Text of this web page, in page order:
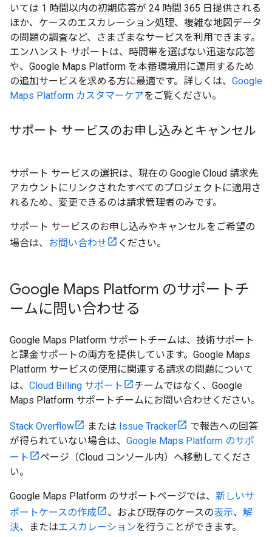
いては 1 時間以内の初期応答が 24 時間 365 日提供される
ほか、ケースのエスカレーション処理、複雑な地図データ
の問題の調査など、さまざまなサービスを利用できます。
エンハンスト サポートは、時間帯を選ばない迅速な応答
や、Google Maps Platform を本番環境用に運用するため
の追加サービスを求める方に最適です。詳しくは、 Google
Maps Platform カスタマーケアをご覧ください。
サポート サービスのお申し込みとキャンセル
サポート サービスの選択は、現在の Google Cloud 請求先
アカウントにリンクされたすべてのプロジェクトに適用さ
れるため、変更できるのは請求管理者のみです。
サポート サービスのお申し込みやキャンセルをご希望の
場合は、 お問い合わせ ください。
Google Maps Platform のサポートチ
ームに問い合わせる
Google Maps Platform サポートチームは、技術サポート
と課金サポートの両方を提供しています。Google Maps
Platform サービスの使用に関連する請求の問題について
は、 Cloud Billing サポート
チームではなく、Google
Maps Platform サポートチームにお問い合わせください。
Stack Overflow または Issue Tracker
で報告への回答
が得られていない場合は、 Google Maps Platform のサポ
ート
ページ（Cloud コンソール内）へ移動してくださ
い。
Google Maps Platform のサポートページでは、 新しいサ
ポートケースの作成
、および既存のケースの表示、 解
決、またはエスカレーションを行うことができます。